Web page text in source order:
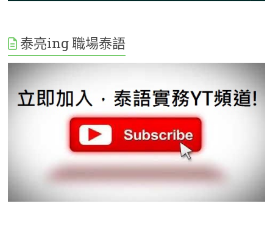
泰亮ing 職場泰語